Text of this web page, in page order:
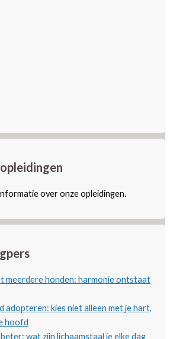
over onze opleidingen.
meerdere honden: harmonie ontstaat
adopteren: kies niet alleen met je hart,
hoofd
wat zijn lichaamstaal je elke dag